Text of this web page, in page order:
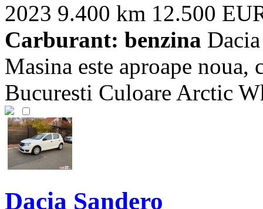
2023 9.400 km 12.500
Carburant: benzina
Masina este aproape noua,
Bucuresti Culoare Arctic
Dacia Sandero